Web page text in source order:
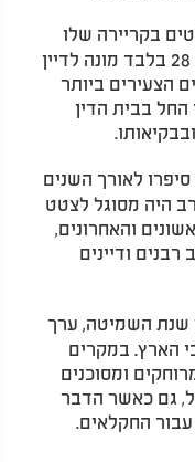
בקריירה שלו
נרשם כבר בגיל צעיר במיוחד. בגיל 28 בלבד מונה לדיין
הצעירים ביותר
בבית הדין
סיפרו לאורך השנים
היה מסוגל לצטט
והאחרונים,
ודיינים
השמיטה, ערך
הארץ. במקרים
ומסוכנים
גם כאשר הדבר
החקלאים.